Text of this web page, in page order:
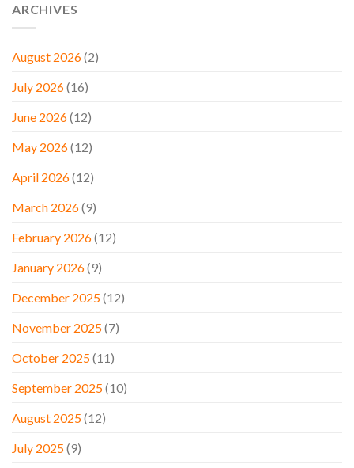
ARCHIVES
August 2026(2)
July 2026(16)
June 2026(12)
May 2026(12)
April 2026(12)
March 2026(9)
February 2026(12)
January 2026(9)
December 2025(12)
November 2025(7)
October 2025(11)
September 2025(10)
August 2025(12)
July 2025(9)